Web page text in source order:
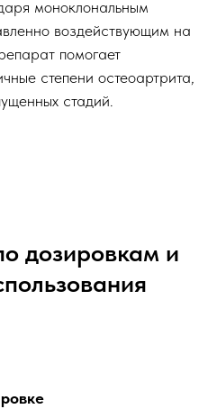
моноклональным
воздействующим на
помогает
степени остеоартрита,
стадий.
дозировкам и